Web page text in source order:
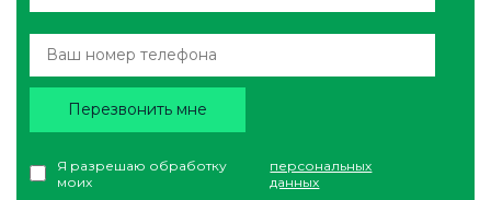
Я разрешаю обработку
моих
персональных
данных
Перезвонить мне